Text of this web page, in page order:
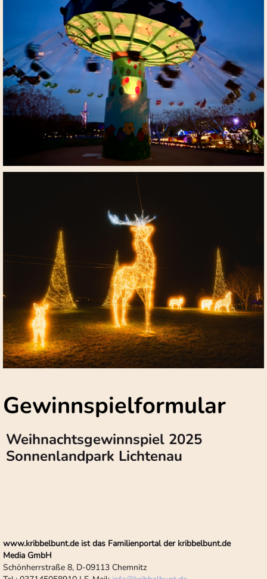
Gewinnspielformular
Weihnachtsgewinnspiel 2025
Sonnenlandpark Lichtenau
www.kribbelbunt.de ist das Familienportal der kribbelbunt.de
Media GmbH
Schönherrstraße 8, D-09113 Chemnitz